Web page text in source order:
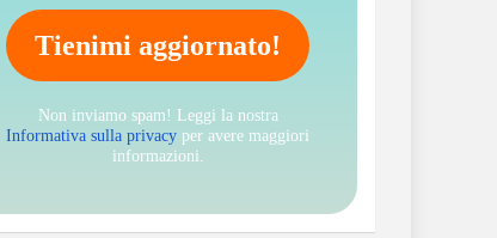
Non inviamo spam! Leggi la nostra
Informativa sulla privacy per avere maggiori
informazioni.